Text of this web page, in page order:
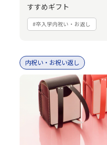
すすめギフト
#卒入学内祝い・お返し
内祝い・お祝い返し